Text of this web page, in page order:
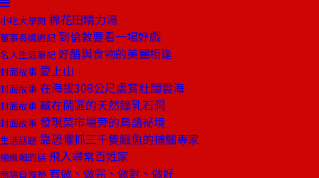
小吃大學問 棉花田精力湯
董事長嬉遊記 到倫敦要看一場好戲
名人生活筆記 好醋與食物的美麗相逢
封面故事 愛上山
封面故事 在海拔308公尺處賞壯闊雲海
封面故事 藏在鬧區的天然鐘乳石洞
封面故事 發現菜市場旁的鳥語祕境
生活話題 靠恐懼抓三千隻鱷魚的捕鱷專家
總編輯的話 飛入尋常百姓家
商場自慢塾 有做、做完、做對、做好